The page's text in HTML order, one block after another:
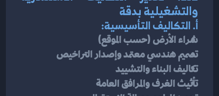
والتشغيلية بدقة
أ. التكاليف التأسيسية:
شراء الأرض (حسب الموقع)
تصميم هندسي معتمد وإصدار التراخيص
تكاليف البناء والتشييد
تأثيث الغرف والمرافق العامة